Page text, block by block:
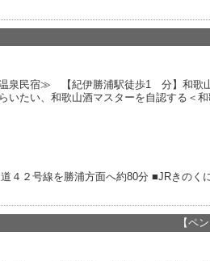
泉民宿≫ 【紀伊勝浦駅徒歩1 分】和歌
いたい、和歌山酒マスターを自認する＜和
４２号線を勝浦方面へ約80分 ■JRきのく
【ペ